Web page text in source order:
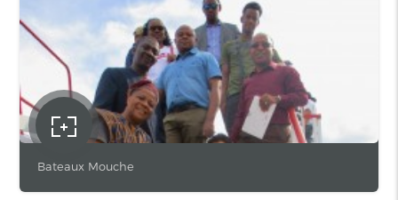
Bateaux Mouche